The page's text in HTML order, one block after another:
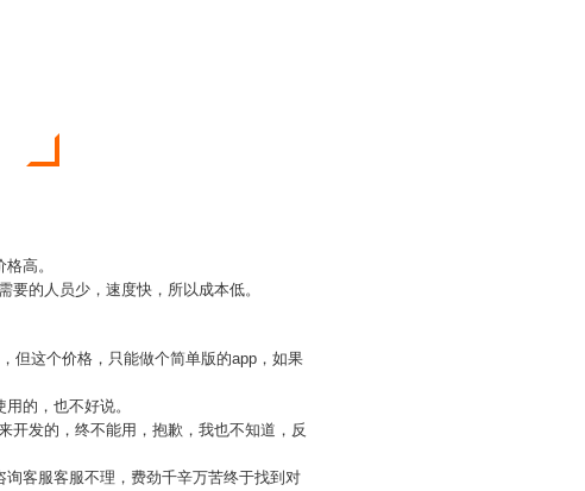
高。
的人员少，速度快，所以成本低。
但这个价格，只能做个简单版的app，如果
的，也不好说。
开发的，终不能用，抱歉，我也不知道，反
客服客服不理，费劲千辛万苦终于找到对